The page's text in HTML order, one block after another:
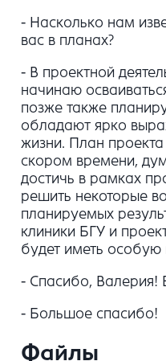
- Насколько нам
вас в планах?
- В проектной
начинаю
позже также
обладают ярко
жизни. План
скором времени,
достичь в рамках
решить некоторые
планируемых
клиники БГУ и
будет иметь особую
- Спасибо, Валерия!
- Большое спасибо!
Файлы